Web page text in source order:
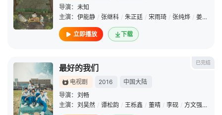
导演： 未知
主演： 伊能静 / 张继科 / 朱正廷 / 宋雨琦 / 张纯烨 / 姜振宇
立即播放 下载
已完结
最好的我们
电视剧 2016
中国大陆
导演： 刘畅
主演： 刘昊然 / 谭松韵 / 王栎鑫 / 董晴 / 李砚 / 方文强 /